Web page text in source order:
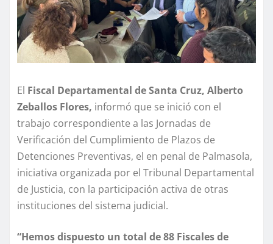
El Fiscal Departamental de Santa Cruz, Alberto
Zeballos Flores, informó que se inició con el
trabajo correspondiente a las Jornadas de
Verificación del Cumplimiento de Plazos de
Detenciones Preventivas, el en penal de Palmasola,
iniciativa organizada por el Tribunal Departamental
de Justicia, con la participación activa de otras
instituciones del sistema judicial.
“Hemos dispuesto un total de 88 Fiscales de